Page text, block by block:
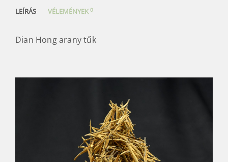
LEÍRÁS VÉLEMÉNYEK0
Dian Hong arany tűk